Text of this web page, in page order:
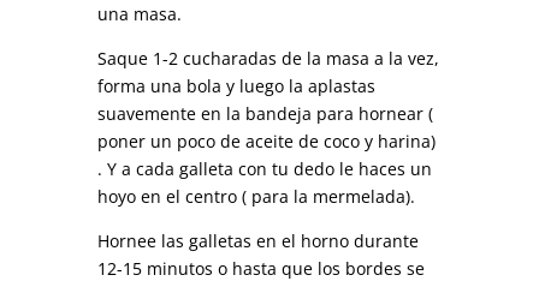
una masa.
Saque 1-2 cucharadas de la masa a la vez,
forma una bola y luego la aplastas
suavemente en la bandeja para hornear (
poner un poco de aceite de coco y harina)
. Y a cada galleta con tu dedo le haces un
hoyo en el centro ( para la mermelada).
Hornee las galletas en el horno durante
12-15 minutos o hasta que los bordes se